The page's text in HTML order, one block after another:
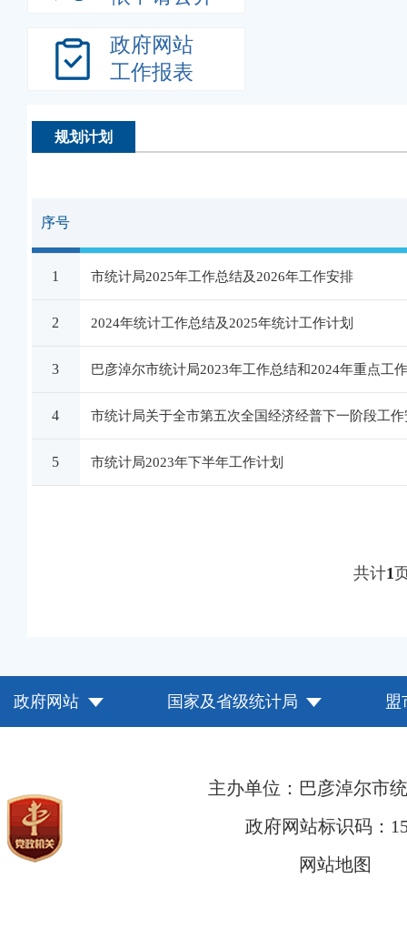
政府网站
工作报表
规划计划
序号
1 市统计局2025年工作总结及2026年工作安排
2 2024年统计工作总结及2025年统计工作计划
3 巴彦淖尔市统计局2023年工作总结和2024年重点工
4 市统计局关于全市第五次全国经济经普下一阶段工作
5 市统计局2023年下半年工作计划
共计1
政府网站 国家及省级统计局 盟
主办单位：巴彦淖尔市
政府网站标识码：
网站地图